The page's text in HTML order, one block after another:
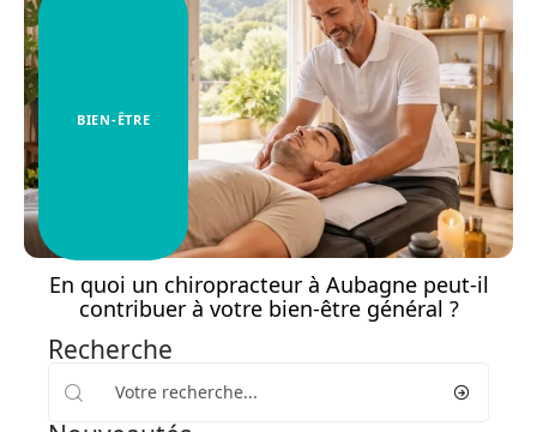
BIEN-ÊTRE
En quoi un chiropracteur à Aubagne peut-il
contribuer à votre bien-être général ?
Recherche